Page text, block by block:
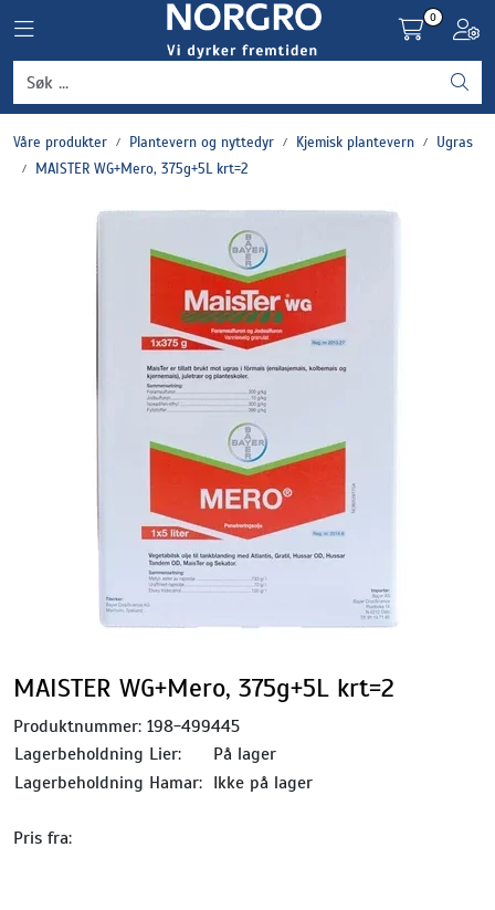
Toggle navigation
0
Våre produkter Plantevern og nyttedyr Kjemisk plantevern
Ugras
MAISTER WG+Mero, 375g+5L krt=2
MAISTER WG+Mero, 375g+5L krt=2
Produktnummer: 198-499445
Lagerbeholdning Lier:
På lager
Lagerbeholdning Hamar: Ikke på lager
Pris fra:
Grønnsaker
Settepotet og setteløk
Frukt og bær
Plantevern og nyttedyr
Blomster, potter og brett
Driftsmidler